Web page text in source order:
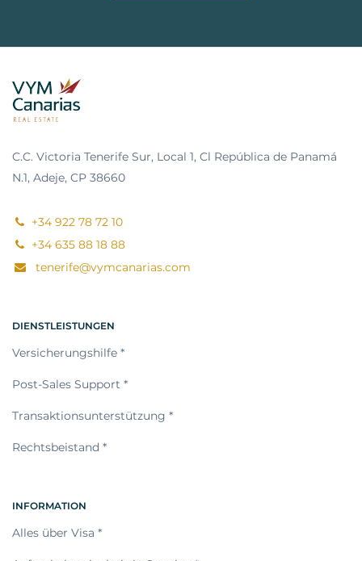
C.C. Victoria Tenerife Sur, Local 1, Cl República de Panamá
N.1, Adeje, CP 38660
+34 922 78 72 10
+34 635 88 18 88
tenerife@vymcanarias.com
DIENSTLEISTUNGEN
Versicherungshilfe *
Post-Sales Support *
Transaktionsunterstützung *
Rechtsbeistand *
INFORMATION
Alles über Visa *